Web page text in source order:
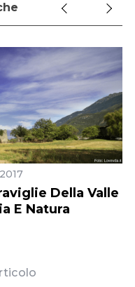
Della Valle
E Natura